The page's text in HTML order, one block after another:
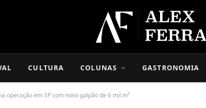
CULTURA COLUNAS GASTRONOMIA
operação em SP com novo galpão de 6 mil m²